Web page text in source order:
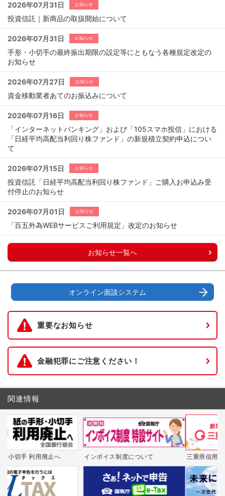
2026年07月31日 お知らせ
投資信託｜新商品の取扱開始について
2026年07月31日 お知らせ
手形・小切手の最終振出期限の設定等にともなう各種規定改定の
お知らせ
2026年07月27日 お知らせ
資金移動業者あてのお振込みについて
2026年07月16日 お知らせ
「インターネットバンキング」および「105スマホ投信」における
「日経平均高配当利回り株ファンド」の新規積立契約申込につい
て
2026年07月15日 お知らせ
投資信託「日経平均高配当利回り株ファンド」ご購入お申込み受
付停止のお知らせ
2026年07月01日 お知らせ
「百五外為WEBサービスご利用規定」改定のお知らせ
お知らせ一覧へ
オンライン面談システム
重要なお知らせ
金融犯罪にご注意ください！
関連情報
三重県信用保証協会 み・エールbiz